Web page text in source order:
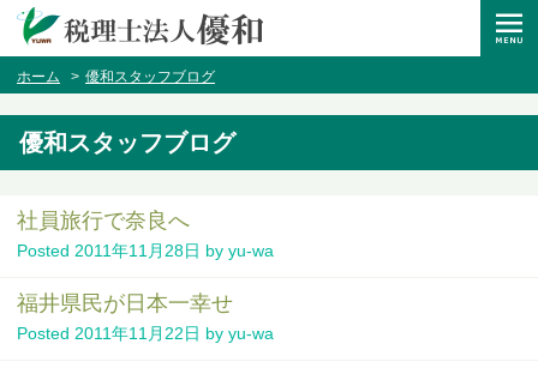
ホーム 優和スタッフブログ
優和スタッフブログ
社員旅行で奈良へ
Posted 2011年11月28日 by yu-wa
福井県民が日本一幸せ
Posted 2011年11月22日 by yu-wa